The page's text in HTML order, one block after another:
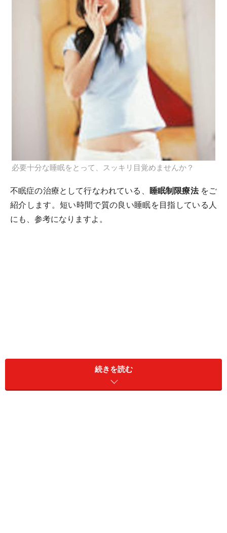
必要十分な睡眠をとって、スッキリ目覚めませんか？
不眠症の治療として行なわれている、 睡眠制限療法をご
紹介します。短い時間で質の良い睡眠を目指している人
にも、参考になりますよ。
続きを読む